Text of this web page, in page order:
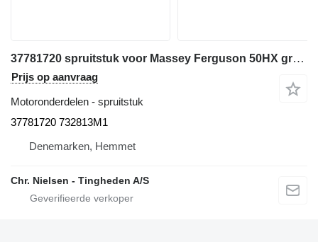
37781720 spruitstuk voor Massey Ferguson 50HX graaflaadmachine
Prijs op aanvraag
Motoronderdelen - spruitstuk
37781720 732813M1
Denemarken, Hemmet
Chr. Nielsen - Tingheden A/S